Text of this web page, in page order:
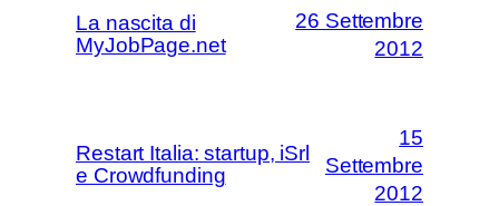
La nascita di
MyJobPage.net
26 Settembre
2012
Restart Italia: startup, iSrl
e Crowdfunding
15
Settembre
2012